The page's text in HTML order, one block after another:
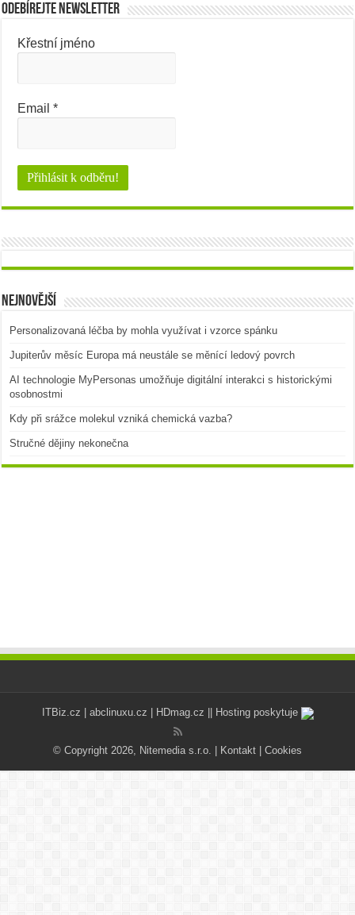
Odebírejte newsletter
Křestní jméno
Email*
Nejnovější
Personalizovaná léčba by mohla využívat i vzorce spánku
Jupiterův měsíc Europa má neustále se měnící ledový povrch
AI technologie MyPersonas umožňuje digitální interakci s historickými
osobnostmi
Kdy při srážce molekul vzniká chemická vazba?
Stručné dějiny nekonečna
ITBiz.cz abclinuxu.cz HDmag.cz || Hosting poskytuje
© Copyright 2026, Nitemedia s.r.o. | Kontakt Cookies